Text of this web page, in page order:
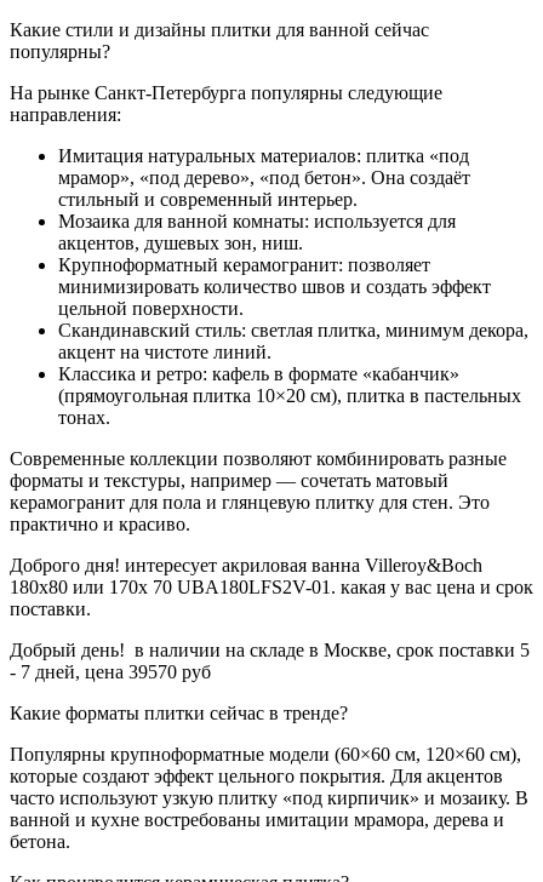
Какие стили и дизайны плитки для ванной сейчас
популярны?
На рынке Санкт-Петербурга популярны следующие
направления:
Имитация натуральных материалов: плитка «под
мрамор», «под дерево», «под бетон». Она создаёт
стильный и современный интерьер.
Мозаика для ванной комнаты: используется для
акцентов, душевых зон, ниш.
Крупноформатный керамогранит: позволяет
минимизировать количество швов и создать эффект
цельной поверхности.
Скандинавский стиль: светлая плитка, минимум декора,
акцент на чистоте линий.
Классика и ретро: кафель в формате «кабанчик»
(прямоугольная плитка 10×20 см), плитка в пастельных
тонах.
Современные коллекции позволяют комбинировать разные
форматы и текстуры, например — сочетать матовый
керамогранит для пола и глянцевую плитку для стен. Это
практично и красиво.
Доброго дня! интересует акриловая ванна Villeroy&Boch
180x80 или 170x 70 UBA180LFS2V-01. какая у вас цена и срок
поставки.
Добрый день! в наличии на складе в Москве, срок поставки 5
- 7 дней, цена 39570 руб
Какие форматы плитки сейчас в тренде?
Популярны крупноформатные модели (60×60 см, 120×60 см),
которые создают эффект цельного покрытия. Для акцентов
часто используют узкую плитку «под кирпичик» и мозаику. В
ванной и кухне востребованы имитации мрамора, дерева и
бетона.